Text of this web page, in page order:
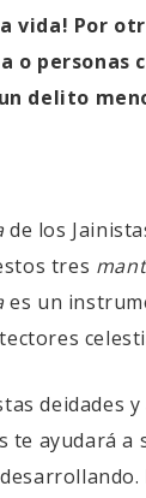
vida! Por
o
delito
de los
tres
es un
deidades
te ayudará a